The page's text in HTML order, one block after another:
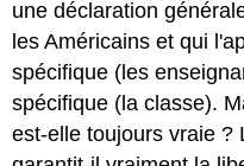
une déclaration
les Américains et qui
spécifique (les
spécifique (la classe).
est-elle toujours vraie ?